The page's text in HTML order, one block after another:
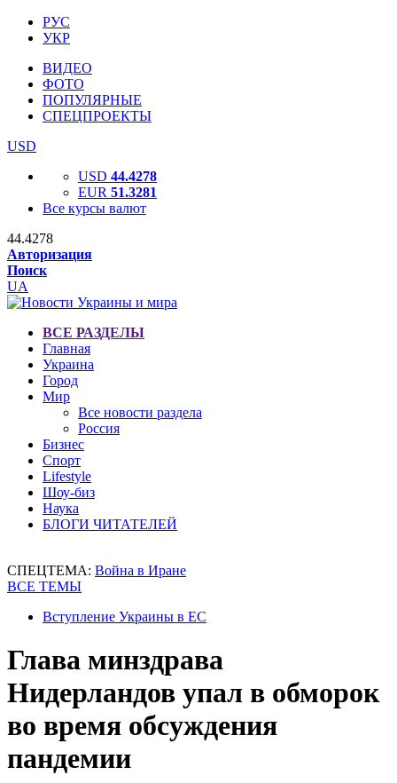
РУС
УКР
ВИДЕО
ФОТО
ПОПУЛЯРНЫЕ
СПЕЦПРОЕКТЫ
USD
USD 44.4278
EUR 51.3281
Все курсы валют
44.4278
Авторизация
Поиск
UA
ВСЕ РАЗДЕЛЫ
Главная
Украина
Город
Мир
Все новости раздела
Россия
Бизнес
Спорт
Lifestyle
Шоу-биз
Наука
БЛОГИ ЧИТАТЕЛЕЙ
СПЕЦТЕМА: Война в Иране
ВСЕ ТЕМЫ
Вступление Украины в ЕС
Глава минздрава
Нидерландов упал в обморок
во время обсуждения
пандемии